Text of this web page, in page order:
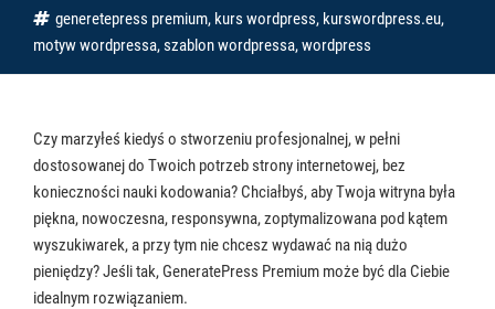
Tagi
generetepress premium, kurs wordpress, kurswordpress.eu,
motyw wordpressa,szablon wordpressa,wordpress
Czy marzyłeś kiedyś o stworzeniu profesjonalnej, w pełni
dostosowanej do Twoich potrzeb strony internetowej, bez
konieczności nauki kodowania? Chciałbyś, aby Twoja witryna była
piękna, nowoczesna, responsywna, zoptymalizowana pod kątem
wyszukiwarek, a przy tym nie chcesz wydawać na nią dużo
pieniędzy? Jeśli tak, GeneratePress Premium może być dla Ciebie
idealnym rozwiązaniem.